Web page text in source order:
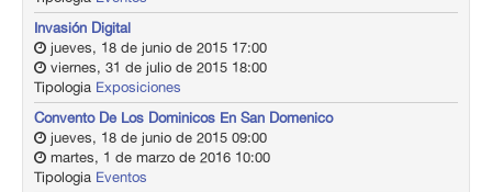
Invasión Digital
jueves, 18 de junio de 2015 17:00
viernes, 31 de julio de 2015 18:00
Tipologia Exposiciones
Convento De Los Dominicos En San Domenico
jueves, 18 de junio de 2015 09:00
martes, 1 de marzo de 2016 10:00
Tipologia Eventos